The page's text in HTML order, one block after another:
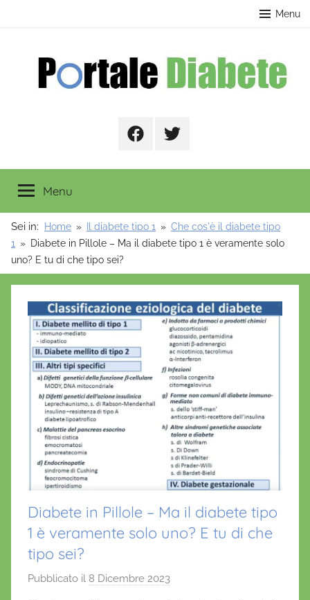
Menu
FacebookTwitter
Menu
Sei in: Home Il diabete tipo 1
Che cos'è il diabete tipo
1
Diabete in Pillole – Ma il diabete tipo 1 è veramente solo
uno? E tu di che tipo sei?
Diabete in Pillole – Ma il diabete tipo
1 è veramente solo uno? E tu di che
tipo sei?
Pubblicato il 8 Dicembre 2023